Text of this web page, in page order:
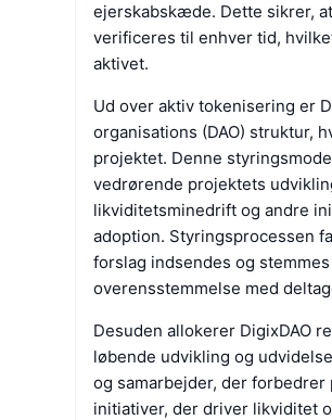
ejerskabskæde. Dette sikrer,
verificeres til enhver tid,
aktivet.
Ud over aktiv tokenisering er
organisations (DAO) struktur,
projektet. Denne
vedrørende projektets
likviditetsminedrift og andre
adoption. Styringsprocessen
forslag indsendes og
overensstemmelse med
Desuden allokerer DigixDAO
løbende udvikling og
og samarbejder, der
initiativer, der driver likviditet